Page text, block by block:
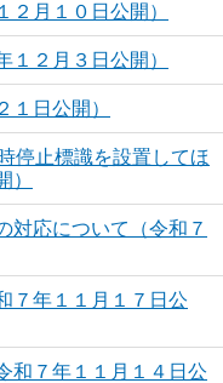
月１０日公開）
１２月３日公開）
１日公開）
停止標識を設置してほ
）
対応について（令和７
７年１１月１７日公
和７年１１月１４日公